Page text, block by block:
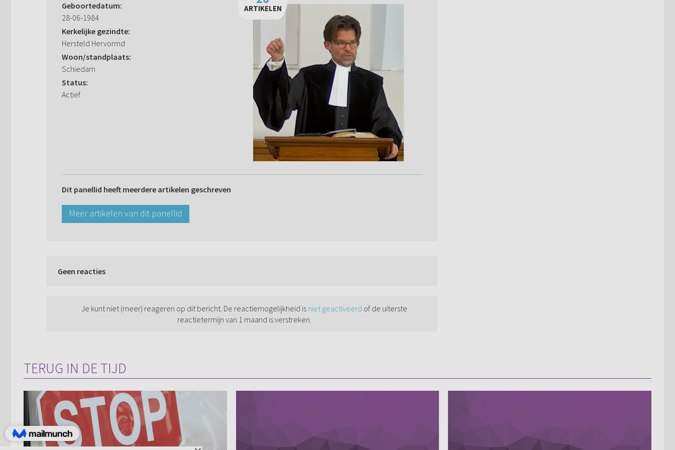
Geboortedatum:
28-06-1984
Kerkelijke gezindte:
Hersteld Hervormd
Woon/standplaats:
Schiedam
Status:
Actief
ARTIKELEN
Dit panellid heeft meerdere artikelen geschreven
Meer artikelen van dit panellid
Geen reacties
Je kunt niet (meer) reageren op dit bericht. De reactiemogelijkheid is niet geactiveerd of de uiterste
reactietermijn van 1 maand is verstreken.
TERUG IN DE TIJD